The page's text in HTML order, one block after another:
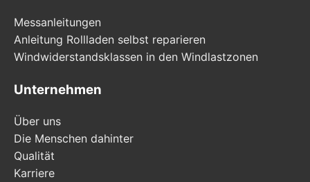
Messanleitungen
Anleitung Rollladen selbst reparieren
Windwiderstandsklassen in den Windlastzonen
Unternehmen
Über uns
Die Menschen dahinter
Qualität
Karriere